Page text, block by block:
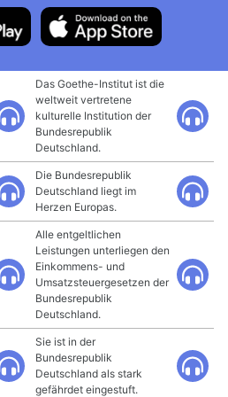
Das Goethe-Institut ist die
weltweit vertretene
kulturelle Institution der
Bundesrepublik
Deutschland.
Die Bundesrepublik
Deutschland liegt im
Herzen Europas.
Alle entgeltlichen
Leistungen unterliegen den
Einkommens- und
Umsatzsteuergesetzen der
Bundesrepublik
Deutschland.
Sie ist in der
Bundesrepublik
Deutschland als stark
gefährdet eingestuft.